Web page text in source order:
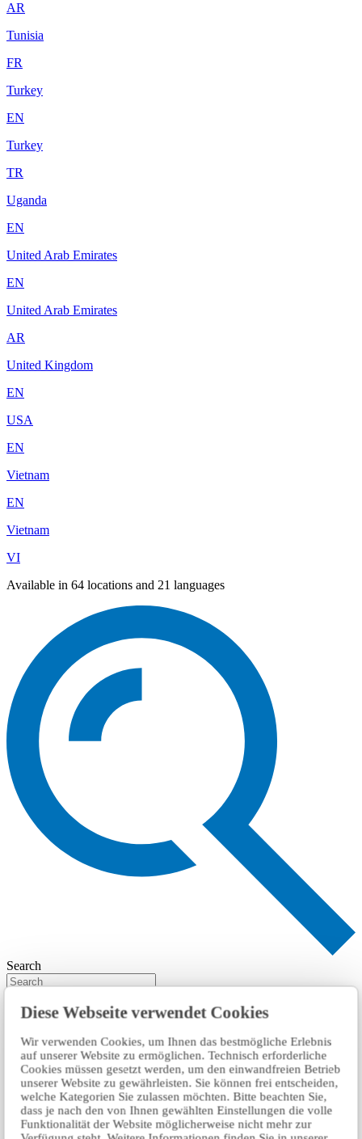
Diese Webseite verwendet Cookies
Wir verwenden Cookies, um Ihnen das bestmögliche Erlebnis
auf unserer Website zu ermöglichen. Technisch erforderliche
Cookies müssen gesetzt werden, um den einwandfreien Betrieb
unserer Website zu gewährleisten. Sie können frei entscheiden,
welche Kategorien Sie zulassen möchten. Bitte beachten Sie,
dass je nach den von Ihnen gewählten Einstellungen die volle
Funktionalität der Website möglicherweise nicht mehr zur
AR
Tunisia
FR
Turkey
EN
Turkey
TR
Uganda
EN
United Arab Emirates
EN
United Arab Emirates
AR
United Kingdom
EN
USA
EN
Vietnam
EN
Vietnam
VI
Available in 64 locations and 21 languages
Search